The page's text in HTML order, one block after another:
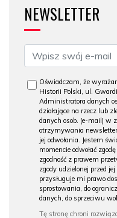
NEWSLETTER
Oświadczam, że
Historii Polski, ul.
Administratora danych
działające na rzecz lub
danych osob. (e-mail) w
otrzymywania
jej odwołania. Jestem
momencie odwołać
zgodność z prawem
zgody udzielonej przed
przysługuje mi prawo
sprostowania, do
danych, do sprzeciwu